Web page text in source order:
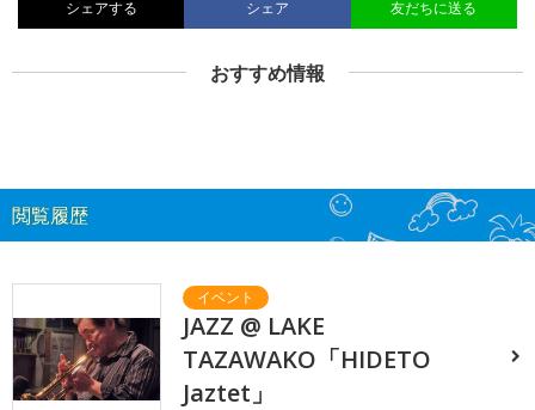
シェアする シェア 友だちに送る
おすすめ情報
閲覧履歴
JAZZ @ LAKE
TAZAWAKO「HIDETO
Jaztet」